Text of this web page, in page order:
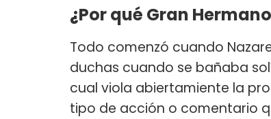
¿Por qué Gran
Todo comenzó cuando
duchas cuando se bañaba
cual viola abiertamiente la
tipo de acción o comentario